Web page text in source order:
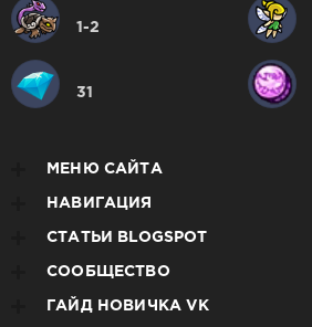
1-2
31
МЕНЮ САЙТА
НАВИГАЦИЯ
СТАТЬИ BLOGSPOT
СООБЩЕСТВО
ГАЙД НОВИЧКА VK